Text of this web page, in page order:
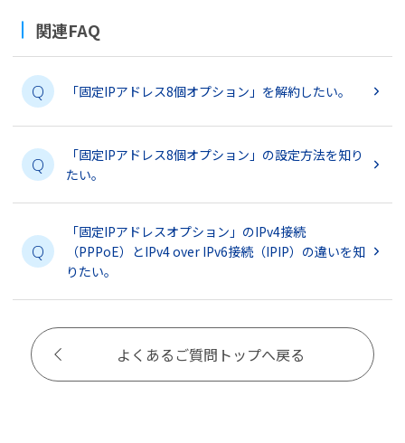
関連FAQ
Q 「固定IPアドレス8個オプション」を解約したい。
Q
「固定IPアドレス8個オプション」の設定方法を知り
たい。
Q
「固定IPアドレスオプション」のIPv4接続
（PPPoE）とIPv4 over IPv6接続（IPIP）の違いを知
りたい。
よくあるご質問トップへ戻る